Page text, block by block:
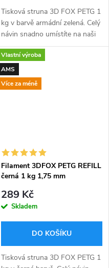
Tisková struna 3D FOX PETG 1
kg v barvě armádní zelená. Celý
návin snadno umístíte na naši
tištěnou 3D FOX refill špulku
kompatibilní s AMS (viz níže).
Dodáváno v...
Vlastní výroba
AMS
Více za méně
Filament 3DFOX PETG REFILL
černá 1 kg 1,75 mm
289 Kč
Skladem
DO KOŠÍKU
Tisková struna 3D FOX PETG 1